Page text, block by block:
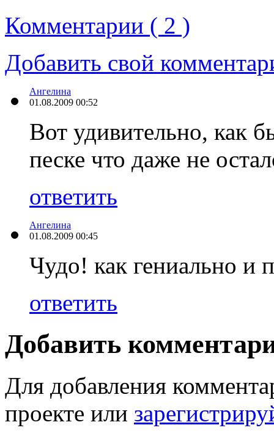
Комментарии ( 2 )
Добавить свой
Ангелина
01.08.2009 00:52
Вот удивительно, как
песке что даже не
ответить
Ангелина
01.08.2009 00:45
Чудо! как гениально и
ответить
Добавить
Для добавления
проекте или